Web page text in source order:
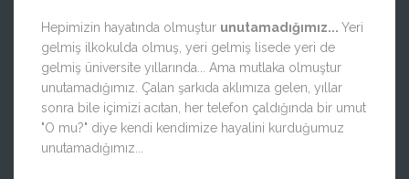
Hepimizin hayatında olmuştur unutamadığımız... Yeri
gelmiş ilkokulda olmuş, yeri gelmiş lisede yeri de
gelmiş üniversite yıllarında... Ama mutlaka olmuştur
unutamadığımız. Çalan şarkıda aklımıza gelen, yıllar
sonra bile içimizi acıtan, her telefon çaldığında bir umut
"O mu?" diye kendi kendimize hayalini kurduğumuz
unutamadığımız...